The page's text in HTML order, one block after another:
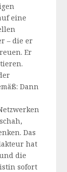
eine
– die er
Er
Dann
Das
hat
die
sofort